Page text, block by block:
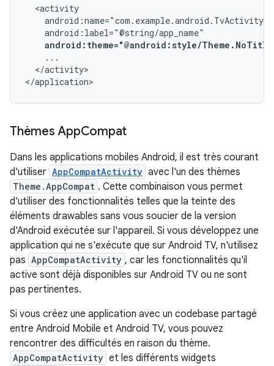
android:theme="@android:style/
</activity>
</application>
Thèmes AppCompat
Dans les applications mobiles Android, il est très courant
d'utiliser AppCompatActivity avec l'un des thèmes
Theme.AppCompat . Cette combinaison vous permet
d'utiliser des fonctionnalités telles que la teinte des
éléments drawables sans vous soucier de la version
d'Android exécutée sur l'appareil. Si vous développez une
application qui ne s'exécute que sur Android TV, n'utilisez
pas AppCompatActivity , car les fonctionnalités qu'il
active sont déjà disponibles sur Android TV ou ne sont
pas pertinentes.
Si vous créez une application avec un codebase partagé
entre Android Mobile et Android TV, vous pouvez
rencontrer des difficultés en raison du thème.
AppCompatActivity et les différents widgets